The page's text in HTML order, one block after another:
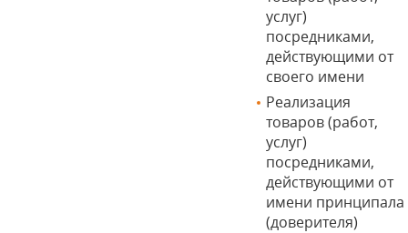
услуг)
посредниками,
действующими от
своего имени
Реализация
товаров (работ,
услуг)
посредниками,
действующими от
имени принципала
(доверителя)